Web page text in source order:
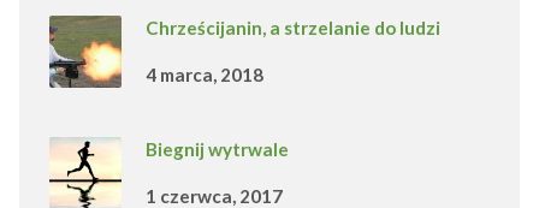
Chrześcijanin, a strzelanie do ludzi
4 marca, 2018
Biegnij wytrwale
1 czerwca, 2017